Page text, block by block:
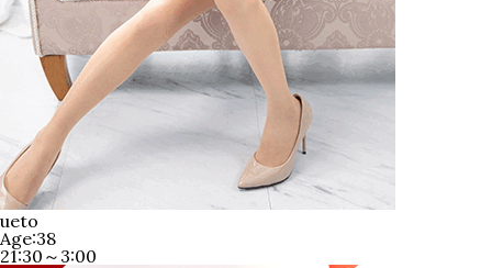
ueto
Age:38
21:30～3:00